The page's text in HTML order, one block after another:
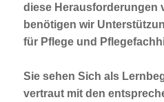
diese Herausforderungen
benötigen wir
für Pflege und
Sie sehen Sich als
vertraut mit den